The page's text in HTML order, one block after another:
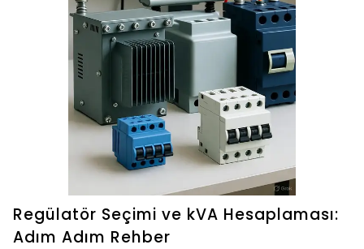
Regülatör Seçimi ve kVA Hesaplaması:
Adım Adım Rehber